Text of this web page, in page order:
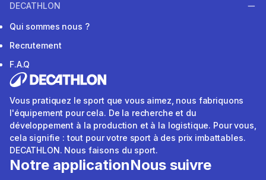
DECATHLON
Qui sommes nous ?
Recrutement
F.A.Q
Vous pratiquez le sport que vous aimez, nous fabriquons
l'équipement pour cela. De la recherche et du
développement à la production et à la logistique. Pour vous,
cela signifie : tout pour votre sport à des prix imbattables.
DECATHLON. Nous faisons du sport.
Notre applicationNous suivre